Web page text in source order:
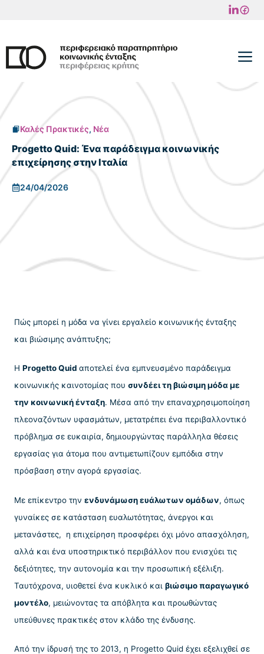
περιεχόμενο
Καλές Πρακτικές, Νέα
Progetto Quid: Ένα παράδειγμα κοινωνικής
επιχείρησης στην Ιταλία
24/04/2026
Πώς μπορεί η μόδα να γίνει εργαλείο κοινωνικής ένταξης
και βιώσιμης ανάπτυξης;
Η Progetto Quid αποτελεί ένα εμπνευσμένο παράδειγμα
κοινωνικής καινοτομίας που συνδέει τη βιώσιμη μόδα με
την κοινωνική ένταξη. Μέσα από την επαναχρησιμοποίηση
πλεοναζόντων υφασμάτων, μετατρέπει ένα περιβαλλοντικό
πρόβλημα σε ευκαιρία, δημιουργώντας παράλληλα θέσεις
εργασίας για άτομα που αντιμετωπίζουν εμπόδια στην
πρόσβαση στην αγορά εργασίας.
Με επίκεντρο την ενδυνάμωση ευάλωτων ομάδων, όπως
γυναίκες σε κατάσταση ευαλωτότητας, άνεργοι και
μετανάστες, η επιχείρηση προσφέρει όχι μόνο απασχόληση,
αλλά και ένα υποστηρικτικό περιβάλλον που ενισχύει τις
δεξιότητες, την αυτονομία και την προσωπική εξέλιξη.
Ταυτόχρονα, υιοθετεί ένα κυκλικό και βιώσιμο παραγωγικό
μοντέλο, μειώνοντας τα απόβλητα και προωθώντας
υπεύθυνες πρακτικές στον κλάδο της ένδυσης.
Από την ίδρυσή της το 2013, η Progetto Quid έχει εξελιχθεί σε